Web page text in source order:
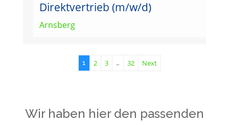
Direktvertrieb (m/w/d)
Arnsberg
1 2 3 … 32 Next
Wir haben hier den passenden